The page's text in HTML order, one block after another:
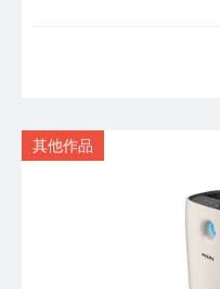
其他作品